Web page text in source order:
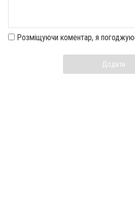
Розміщуючи коментар, я
Додати